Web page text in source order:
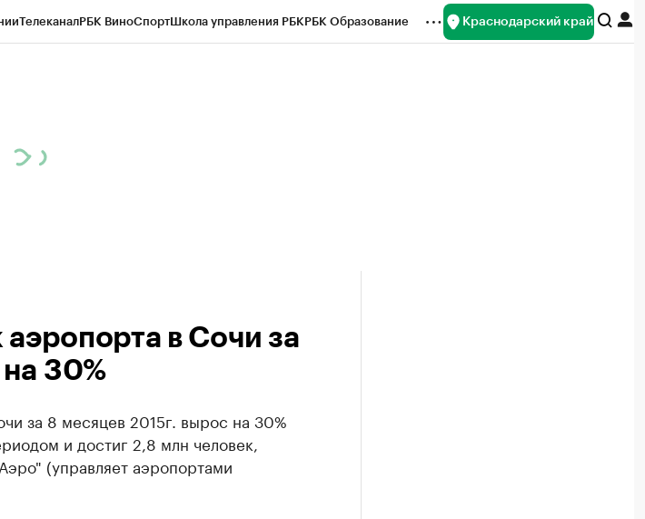
ТелеканалРБК ВиноСпортШкола управления РБКРБК Образование Краснодарский край
в Сочи за
30%
за 8 месяцев 2015г. вырос на 30%
и достиг ​2,8 млн человек,
(управляет аэропортами